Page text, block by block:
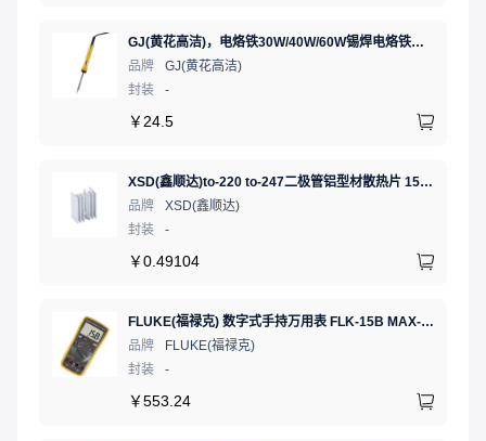
GJ(黄花高洁)，电烙铁30W/40W/60W锡焊电烙铁焊接工具电焊笔手机电子维修（内热35W），NO.435(35W)
品牌
GJ(黄花高洁)
封装
-
￥ 24.5
XSD(鑫顺达)to-220 to-247二极管铝型材散热片 15.5*10.5*21 本色带针大功率电子散热器（可定制）
品牌
XSD(鑫顺达)
封装
-
￥0.49104
FLUKE(福禄克) 数字式手持万用表 FLK-15B MAX-01/CN 二极管测试;通断测试
品牌
FLUKE(福禄克)
封装
-
￥553.24